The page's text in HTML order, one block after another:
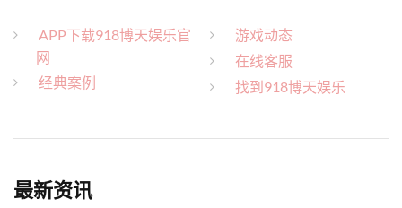
APP下载918博天娱乐官
网
经典案例
游戏动态
在线客服
找到918博天娱乐
最新资讯